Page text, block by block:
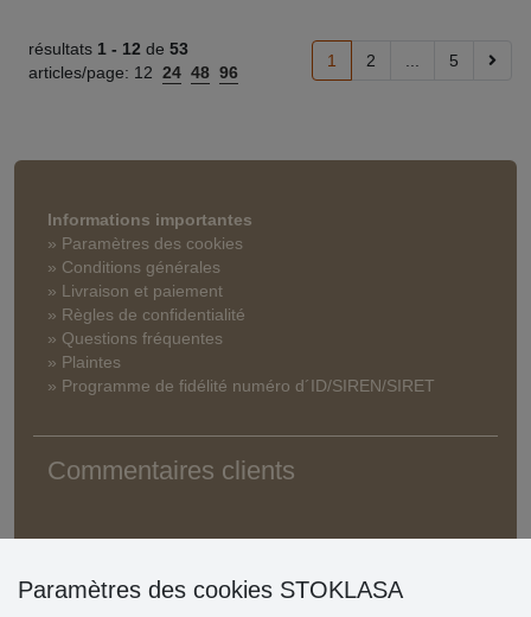
résultats 1 - 12 de 53
articles/page: 12 24 48 96
1 2 5
Informations importantes
» Paramètres des cookies
» Conditions générales
» Livraison et paiement
» Règles de confidentialité
» Questions fréquentes
» Plaintes
» Programme de fidélité numéro d´ID/SIREN/SIRET
Commentaires clients
Paramètres des cookies STOKLASA